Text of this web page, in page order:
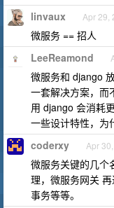
linvaux Apr 29,
微服务 == 招人
LeeReamond
微服务和 django
一套解决方案，而
用 django 会消耗
一些设计特性，为
coderxy Apr
微服务关键的几个
理，微服务网关
事务等等。